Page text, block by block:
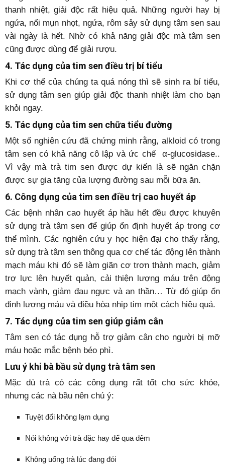
thanh nhiệt, giải độc rất hiệu quả. Những người hay bị
ngứa, nổi mụn nhọt, ngứa, rôm sảy sử dụng tâm sen sau
vài ngày là hết. Nhờ có khả năng giải độc mà tâm sen
cũng được dùng để giải rượu.
4. Tác dụng của tim sen điều trị bí tiểu
Khi cơ thể của chúng ta quá nóng thì sẽ sinh ra bí tiểu,
sử dụng tâm sen giúp giải độc thanh nhiệt làm cho bạn
khỏi ngay.
5. Tác dụng của tim sen chữa tiểu đường
Một số nghiên cứu đã chứng minh rằng, alkloid có trong
tâm sen có khả năng cô lập và ức chế α-glucosidase..
Vì vậy mà trà tim sen được dự kiến là sẽ ngăn chặn
được sự gia tăng của lượng đường sau mỗi bữa ăn.
6. Công dụng của tim sen điều trị cao huyết áp
Các bệnh nhân cao huyết áp hầu hết đều được khuyên
sử dụng trà tâm sen để giúp ổn định huyết áp trong cơ
thể mình. Các nghiên cứu y học hiện đại cho thấy rằng,
sử dụng trà tâm sen thông qua cơ chế tác động lên thành
mạch máu khi đó sẽ làm giãn cơ trơn thành mạch, giảm
trợ lực lên huyết quản, cải thiện lượng máu trên động
mạch vành, giảm đau ngực và an thần… Từ đó giúp ổn
định lượng máu và điều hòa nhịp tim một cách hiệu quả.
7. Tác dụng của tim sen giúp giảm cân
Tâm sen có tác dụng hỗ trợ giảm cân cho người bị mỡ
máu hoặc mắc bệnh béo phì.
Lưu ý khi bà bầu sử dụng trà tâm sen
Mặc dù trà có các công dụng rất tốt cho sức khỏe,
nhưng các nà bầu nên chú ý:
Tuyệt đối không lạm dụng
Nói không với trà đặc hay để qua đêm
Không uống trà lúc đang đói